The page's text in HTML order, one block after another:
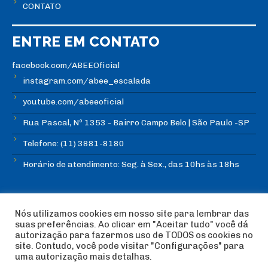
CONTATO
ENTRE EM CONTATO
facebook.com/ABEEOficial
instagram.com/abee_escalada
youtube.com/abeeoficial
Rua Pascal, Nº 1353 - Bairro Campo Belo | São Paulo -SP
Telefone: (11) 3881-8180
Horário de atendimento: Seg. à Sex., das 10hs às 18hs
© Copyright ABEE | Associação Brasileira de Escalada
Esportiva 2018 | Design:
Imagética Design
Nós utilizamos cookies em nosso site para lembrar das
suas preferências. Ao clicar em "Aceitar tudo" você dá
autorização para fazermos uso de TODOS os cookies no
site. Contudo, você pode visitar "Configurações" para
uma autorização mais detalhas.